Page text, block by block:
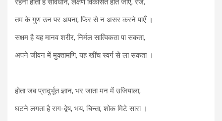
रहना होता है सावधान, लक्षण विकसित होते जाएँ, रज,
तम के गुण उन पर अपना, फिर से न असर करने पाएँ ।
सक्षम है यह मानव शरीर, निर्मल सात्विकता पा सकता,
अपने जीवन में मुक्तामणि, यह खींच स्वर्ग से ला सकता ।
होता जब प्रादुर्भूत ज्ञान, भर जाता मन में उजियाला,
घटने लगता है राग-द्वेष, भय, चिन्ता, शोक मिटे सारा ।